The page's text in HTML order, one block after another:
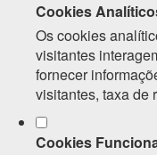
Cookies
Os cookies
visitantes
fornecer
visitantes, taxa de
Cookies